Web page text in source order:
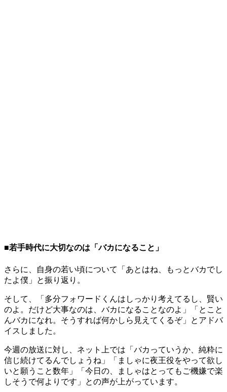
■若手時代に大切なのは「バカになること」
さらに、自身の若い頃について「あとはね、もっとバカでし
たよ僕」と振り返り。
そして、「多分フォワードくんはしっかり考えてるし、賢い
のよ。だけど大事なのは、バカになることなのよ」「とこと
んバカになれ。そうすれば何かしら見えてくるぞ」とアドバ
イスしました。
今週の放送に対し、ネット上では「バカっていうか、純粋に
信じ続けてるんでしょうね」「ましゃに夜王役をやって欲し
いと願うこと数年」「今日の、ましゃはとってもご機嫌で楽
しそうで何よりです」との声が上がっています。